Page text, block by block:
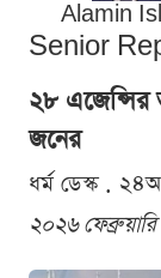
Alamin
Senior
২৮ এজেন্সির
জনের
ধর্ম ডেস্ক .
২০২৬